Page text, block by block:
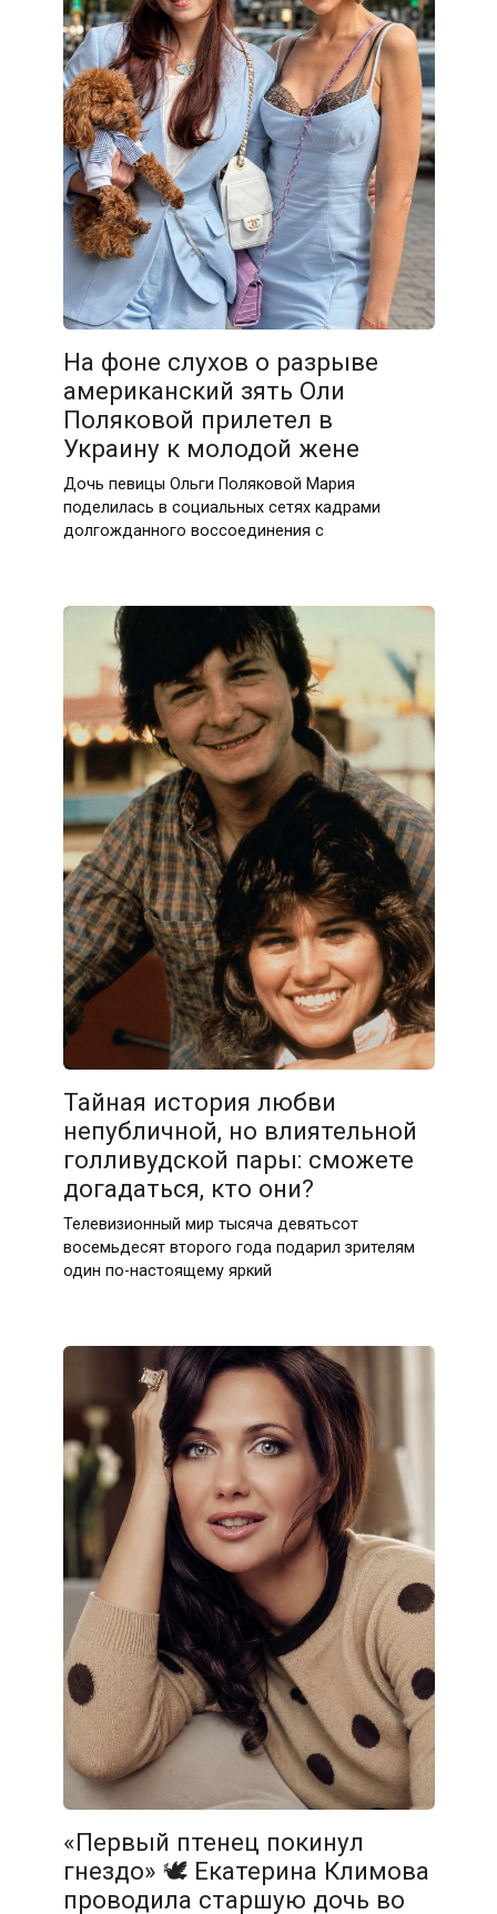
На фоне слухов о разрыве
американский зять Оли
Поляковой прилетел в
Украину к молодой жене
Дочь певицы Ольги Поляковой Мария
поделилась в социальных сетях кадрами
долгожданного воссоединения с
Тайная история любви
непубличной, но влиятельной
голливудской пары: сможете
догадаться, кто они?
Телевизионный мир тысяча девятьсот
восемьдесят второго года подарил зрителям
один по-настоящему яркий
«Первый птенец покинул
гнездо» 🕊️ Екатерина Климова
проводила старшую дочь во